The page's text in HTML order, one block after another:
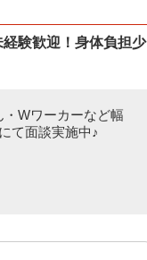
験歓迎！身体負担少
・Wワーカーなど幅
て面談実施中♪